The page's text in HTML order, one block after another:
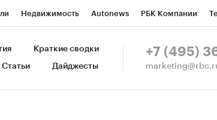
Недвижимость Autonews РБК Компании
Спецпроекты СПб Конференции СПб
Краткие сводки
Статьи Дайджесты
+7 (495)